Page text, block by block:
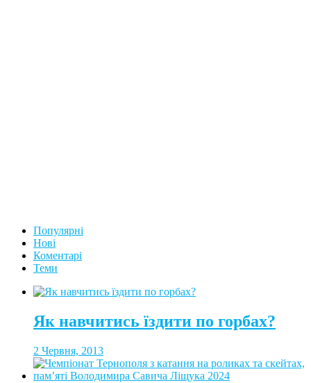
Популярні
Нові
Коментарі
Теми
Як навчитись їздити по горбах?
2 Червня, 2013